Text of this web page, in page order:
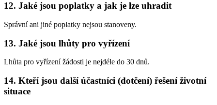
12. Jaké jsou poplatky a jak je lze uhradit
Správní ani jiné poplatky nejsou stanoveny.
13. Jaké jsou lhůty pro vyřízení
Lhůta pro vyřízení žádosti je nejdéle do 30 dnů.
14. Kteří jsou další účastníci (dotčení) řešení životní
situace